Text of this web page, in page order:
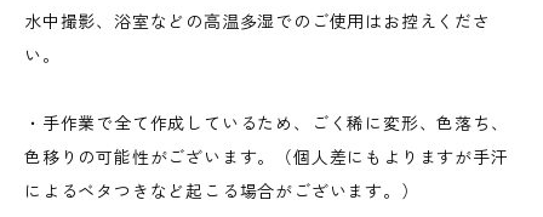
水中撮影、浴室などの高温多湿でのご使用はお控えくださ
い。
・手作業で全て作成しているため、ごく稀に変形、色落ち、
色移りの可能性がございます。（個人差にもよりますが手汗
によるベタつきなど起こる場合がございます。）